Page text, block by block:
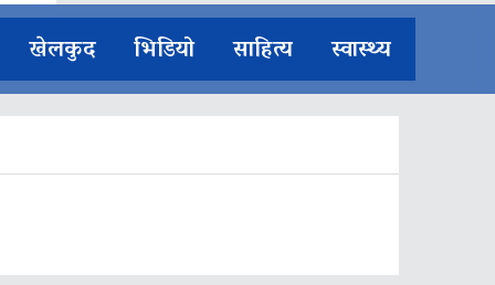
खेलकुद भिडियो साहित्य स्वास्थ्य